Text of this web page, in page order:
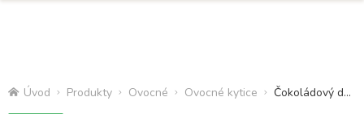
Úvod Produkty Ovocné Ovocné kytice Čokoládový dezert